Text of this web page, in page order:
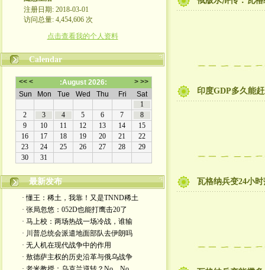
注册日期: 2018-03-01
访问总量: 4,454,606 次
点击查看我的个人资料
Calendar
最新发布
· 懂王：稀土，我靠！又是TNND稀土
· 张局忽悠：052D也能打鹰击20了
· 马上校：两场热战一场冷战，谁输
· 川普总统会派遣地面部队去伊朗吗
· 无人机在现代战争中的作用
· 敖德萨主权的历史沿革与俄乌战争
印度GDP多久能
瓦格纳兵变24小